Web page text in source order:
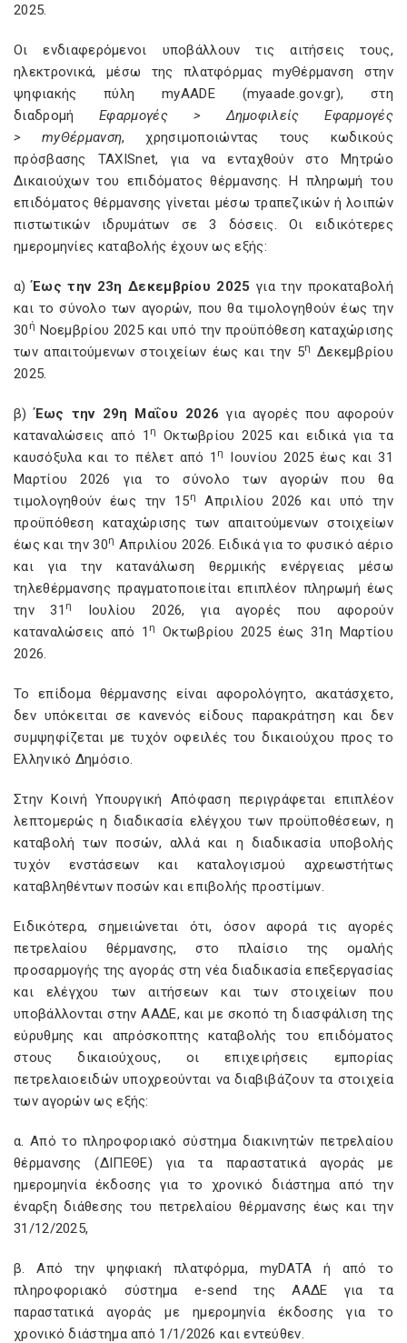
2025.
Οι ενδιαφερόμενοι υποβάλλουν τις αιτήσεις τους,
ηλεκτρονικά, μέσω της πλατφόρμας myΘέρμανση στην
ψηφιακής πύλη myAADE (myaade.gov.gr), στη
διαδρομήΕφαρμογές > Δημοφιλείς Εφαρμογές
>myΘέρμανση, χρησιμοποιώντας τους κωδικούς
πρόσβασης TAXISnet, για να ενταχθούν στο Μητρώο
Δικαιούχων του επιδόματος θέρμανσης. Η πληρωμή του
επιδόματος θέρμανσης γίνεται μέσω τραπεζικών ή λοιπών
πιστωτικών ιδρυμάτων σε 3 δόσεις. Οι ειδικότερες
ημερομηνίες καταβολής έχουν ως εξής:
α)Έως την 23η Δεκεμβρίου 2025 για την προκαταβολή
και το σύνολο των αγορών, που θα τιμολογηθούν έως την
30 ή Νοεμβρίου 2025 και υπό την προϋπόθεση καταχώρισης
των απαιτούμενων στοιχείων έως και την 5η
Δεκεμβρίου
2025.
β)Έως την 29η Μαΐου 2026 για αγορές που αφορούν
καταναλώσεις από 1 η
Οκτωβρίου 2025 και ειδικά για τα
καυσόξυλα και το πέλετ από 1 η
Ιουνίου 2025 έως και 31
Μαρτίου 2026 για το σύνολο των αγορών που θα
τιμολογηθούν έως την 15η
Απριλίου 2026 και υπό την
προϋπόθεση καταχώρισης των απαιτούμενων στοιχείων
έως και την 30η Απριλίου 2026. Ειδικά για το φυσικό αέριο
και για την κατανάλωση θερμικής ενέργειας μέσω
τηλεθέρμανσης πραγματοποιείται επιπλέον πληρωμή έως
την 31 η
Ιουλίου 2026, για αγορές που αφορούν
καταναλώσεις από 1 η
Οκτωβρίου 2025 έως 31η Μαρτίου
2026.
Το επίδομα θέρμανσης είναι αφορολόγητο, ακατάσχετο,
δεν υπόκειται σε κανενός είδους παρακράτηση και δεν
συμψηφίζεται με τυχόν οφειλές του δικαιούχου προς το
Ελληνικό Δημόσιο.
Στην Κοινή Υπουργική Απόφαση περιγράφεται επιπλέον
λεπτομερώς η διαδικασία ελέγχου των προϋποθέσεων, η
καταβολή των ποσών, αλλά και η διαδικασία υποβολής
τυχόν ενστάσεων και καταλογισμού αχρεωστήτως
καταβληθέντων ποσών και επιβολής προστίμων.
Ειδικότερα, σημειώνεται ότι, όσον αφορά τις αγορές
πετρελαίου θέρμανσης, στο πλαίσιο της ομαλής
προσαρμογής της αγοράς στη νέα διαδικασία επεξεργασίας
και ελέγχου των αιτήσεων και των στοιχείων που
υποβάλλονται στην ΑΑΔΕ, και με σκοπό τη διασφάλιση της
εύρυθμης και απρόσκοπτης καταβολής του επιδόματος
στους δικαιούχους, οι επιχειρήσεις εμπορίας
πετρελαιοειδών υποχρεούνται να διαβιβάζουν τα στοιχεία
των αγορών ως εξής:
α. Από το πληροφοριακό σύστημα διακινητών πετρελαίου
θέρμανσης (ΔΙΠΕΘΕ) για τα παραστατικά αγοράς με
ημερομηνία έκδοσης για το χρονικό διάστημα από την
έναρξη διάθεσης του πετρελαίου θέρμανσης έως και την
31/12/2025,
β. Από την ψηφιακή πλατφόρμα, myDATA ή από το
πληροφοριακό σύστημα e-send της ΑΑΔΕ για τα
παραστατικά αγοράς με ημερομηνία έκδοσης για το
χρονικό διάστημα από 1/1/2026 και εντεύθεν.